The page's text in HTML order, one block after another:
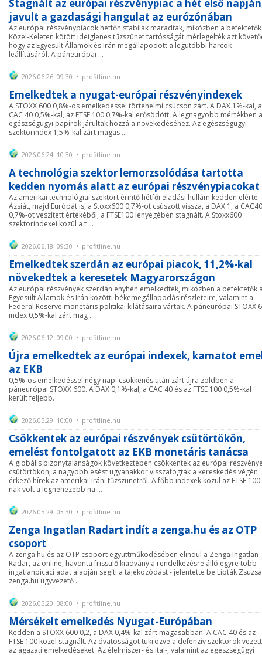
Stagnált az európai részvénypiac a hét első
javult a gazdasági hangulat az eurózónában
Az európai részvénypiacok hétfőn stabilak maradtak, miközben a
Közel-Keleten kötött ideiglenes tűzszünet tartósságát mérlegelték azt
hogy az Egyesült Államok és Irán megállapodott a legutóbbi harcok
leállításáról. A páneurópai ...
2026.06.26. 09:30 • profitline.hu
Emelkedtek a nyugat-európai részvényindexek
A STOXX 600 0,8%-os emelkedéssel történelmi csúcson zárt. A DAX 1%-kal, a
CAC 40 0,5%-kal, az FTSE 100 0,7%-kal erősödött. A legnagyobb mértékben
egészségügyi papírok járultak hozzá a növekedéséhez. Az egészségügyi
szektorindex 1,5%-kal zárt magas ...
2026.06.24. 10:30 • profitline.hu
A technológia szektor lemorzsolódása tartotta
kedden nyomás alatt az európai részvénypiacokat
Az amerikai technológiai szektort érintő hétfői eladási hullám kedden elérte
Ázsiát, majd Európát is, a Stoxx600 0,7%-ot csúszott vissza, a DAX 1, a CAC40
0,7%-ot veszített értékéből, a FTSE100 lényegében stagnált. A Stoxx600
szektorindexei közül a t ...
2026.06.18. 09:30 • profitline.hu
Emelkedtek szerdán az európai piacok, 11,2%-kal
növekedtek a keresetek Magyarországon
Az európai részvények szerdán enyhén emelkedtek, miközben a befektetők
Egyesült Államok és Irán közötti békemegállapodás részleteire, valamint a
Federal Reserve monetáris politikai kilátásaira vártak. A páneurópai STOXX
index 0,5%-kal zárt mag ...
2026.06.12. 09:00 • profitline.hu
Újra emelkedtek az európai indexek, kamatot
az EKB
0,5%-os emelkedéssel négy napi csökkenés után zárt újra zöldben a
páneurópai STOXX 600. A DAX 0,1%-kal, a CAC 40 és az FTSE 100 0,5%-kal
került feljebb.
2026.05.29. 10:00 • profitline.hu
Csökkentek az európai részvények csütörtökön,
emelést fontolgatott az EKB monetáris tanácsa
A globális bizonytalanságok következtében csökkentek az európai
csütörtökön, a nagyobb esést ugyanakkor visszafogták a kereskedés végén
érkező hírek az amerikai-iráni tűzszünetről. A főbb indexek közül az FTSE 100-
nak volt a legnehezebb na ...
2026.05.29. 03:30 • profitline.hu
Zenga Ingatlan Radart indít a zenga.hu és az OTP
csoport
A zenga.hu és az OTP csoport együttműködésében elindul a Zenga Ingatlan
Radar, az online, havonta frissülő kiadvány a rendelkezésre álló egyre több
ingatlanpicaci adat alapján segíti a tájékozódást - jelentette be Lipták
zenga.hu ügyvezető ...
2026.05.20. 08:00 • profitline.hu
Mérsékelt emelkedés Nyugat-Európában
Kedden a STOXX 600 0,2, a DAX 0,4%-kal zárt magasabban. A CAC 40 és az
FTSE 100 közel stagnált. Az óvatosságot tükrözve a defenzív szektorok
az ágazati emelkedéseket. Az élelmiszer- és ital-, valamint az egészségügyi